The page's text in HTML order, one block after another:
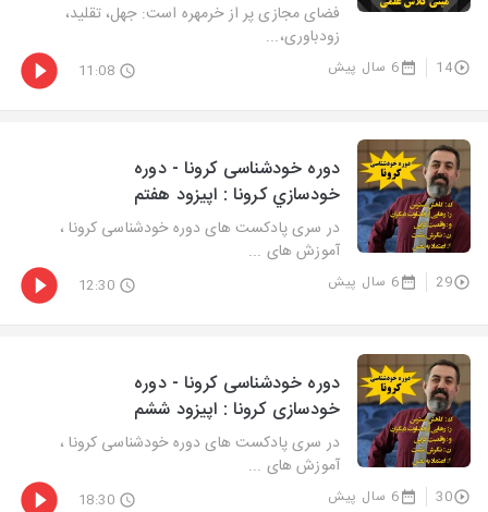
فضای مجازی پر از خرمهره است: جهل، تقلید،
زودباوری،...
14 6 سال پیش 11:08
دوره خودشناسی کرونا - دوره
خودسازي كرونا : اپيزود هفتم
در سری پادکست های دوره خودشناسی کرونا ،
آموزش های ...
29 6 سال پیش 12:30
دوره خودشناسی کرونا - دوره
خودسازی کرونا : اپیزود ششم
در سری پادکست های دوره خودشناسی کرونا ،
آموزش های ...
30 6 سال پیش 18:30